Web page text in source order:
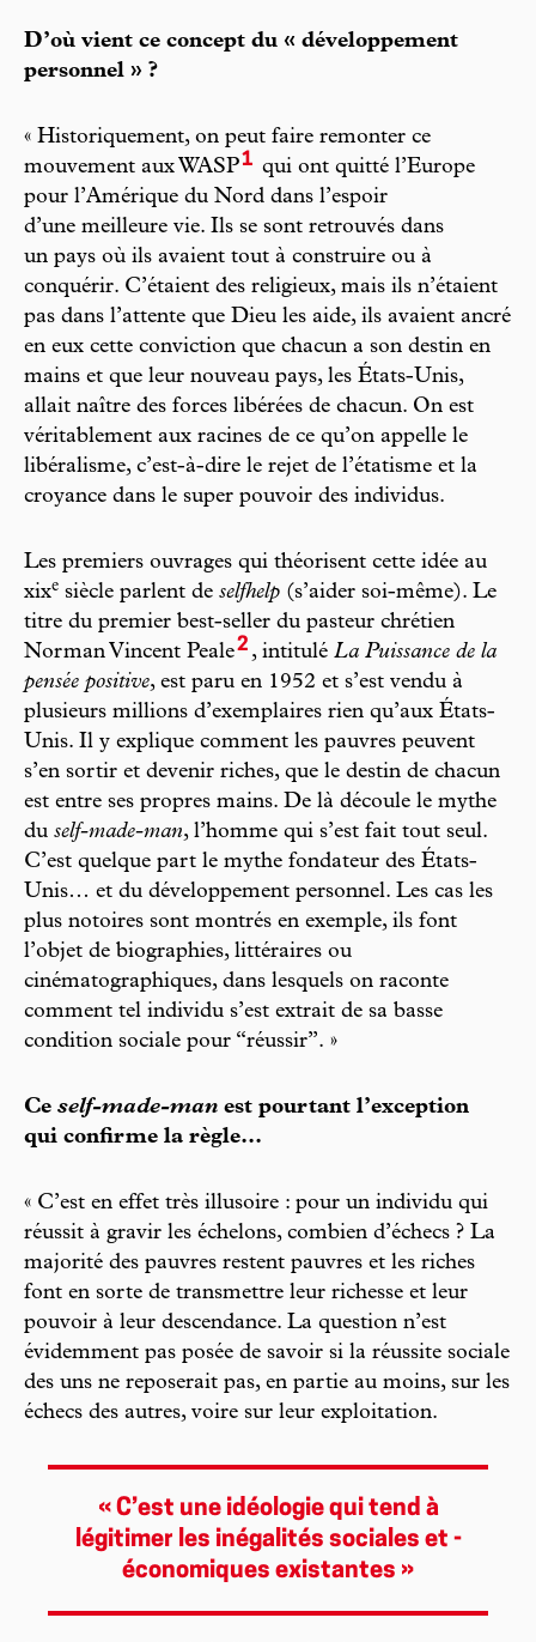
D’où vient ce concept du « développement
personnel » ?
« Historiquement, on peut faire remonter ce
mouvement aux WASP1 qui ont quitté l’Europe
pour l’Amérique du Nord dans l’espoir
d’une meilleure vie. Ils se sont retrouvés dans
un pays où ils avaient tout à construire ou à
conquérir. C’étaient des religieux, mais ils n’étaient
pas dans l’attente que Dieu les aide, ils avaient ancré
en eux cette conviction que chacun a son destin en
mains et que leur nouveau pays, les États-Unis,
allait naître des forces libérées de chacun. On est
véritablement aux racines de ce qu’on appelle le
libéralisme, c’est-à-dire le rejet de l’étatisme et la
croyance dans le super pouvoir des individus.
Les premiers ouvrages qui théorisent cette idée au
xixe siècle parlent de selfhelp (s’aider soi-même). Le
titre du premier best-seller du pasteur chrétien
Norman Vincent Peale2 , intitulé La Puissance de la
pensée positive, est paru en 1952 et s’est vendu à
plusieurs millions d’exemplaires rien qu’aux États-
Unis. Il y explique comment les pauvres peuvent
s’en sortir et devenir riches, que le destin de chacun
est entre ses propres mains. De là découle le mythe
du self-made-man, l’homme qui s’est fait tout seul.
C’est quelque part le mythe fondateur des États-
Unis… et du développement personnel. Les cas les
plus notoires sont montrés en exemple, ils font
l’objet de biographies, littéraires ou
cinématographiques, dans lesquels on raconte
comment tel individu s’est extrait de sa basse
condition sociale pour “réussir”. »
Ce self-made-man est pourtant l’exception
qui confirme la règle...
« C’est en effet très illusoire : pour un individu qui
réussit à gravir les échelons, combien d’échecs ? La
majorité des pauvres restent pauvres et les riches
font en sorte de transmettre leur richesse et leur
pouvoir à leur descendance. La question n’est
évidemment pas posée de savoir si la réussite sociale
des uns ne reposerait pas, en partie au moins, sur les
échecs des autres, voire sur leur exploitation.
« C’est une idéologie qui tend à
légitimer les inégalités sociales et ­
économiques existantes »